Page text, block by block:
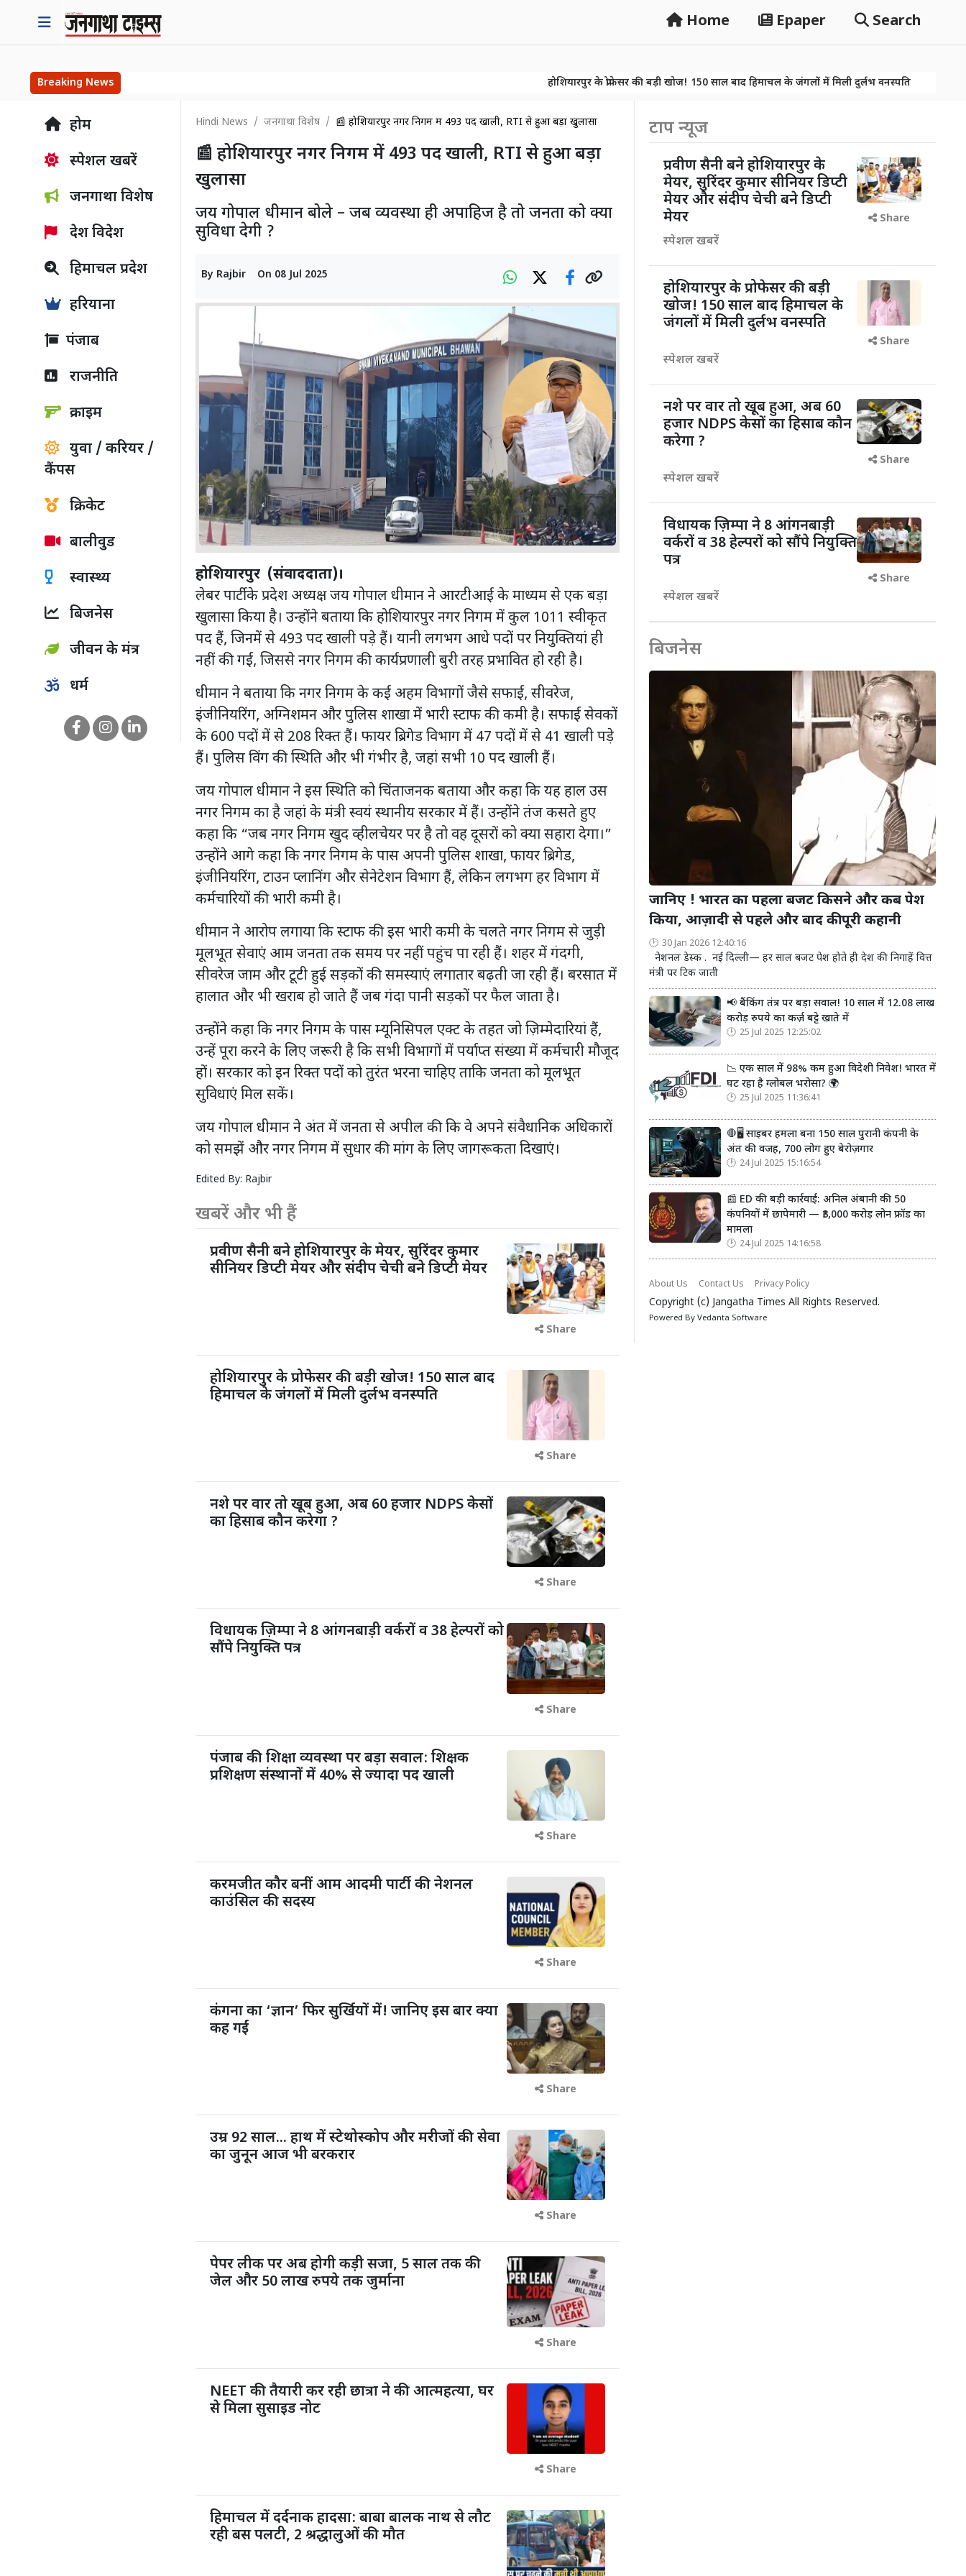
Home Epaper Search
Breaking News होशियारपुर के प्रोफेसर की बड़ी खोज! 150 साल बाद हिमाचल के जंगलों में मिली दुर्लभ वनस्पति
नशे पर वार तो खूब
होम
स्पेशल खबरें
जनगाथा विशेष
देश विदेश
हिमाचल प्रदेश
हरियाना
पंजाब
राजनीति
क्राइम
युवा / करियर /
कैंपस
क्रिकेट
बालीवुड
स्वास्थ्य
बिजनेस
जीवन के मंत्र
धर्म
Hindi News जनगाथा विशेष 📰 होशियारपुर नगर निगम में 493 पद खाली, RTI से हुआ बड़ा खुलासा
📰 होशियारपुर नगर निगम में 493 पद खाली, RTI से हुआ बड़ा
खुलासा
जय गोपाल धीमान बोले – जब व्यवस्था ही अपाहिज है तो जनता को क्या
सुविधा देगी ?
By Rajbir On 08 Jul 2025
होशियारपुर (संवाददाता)।
लेबर पार्टी के प्रदेश अध्यक्ष जय गोपाल धीमान ने आरटीआई के माध्यम से एक बड़ा
खुलासा किया है। उन्होंने बताया कि होशियारपुर नगर निगम में कुल 1011 स्वीकृत
पद हैं, जिनमें से 493 पद खाली पड़े हैं। यानी लगभग आधे पदों पर नियुक्तियां ही
नहीं की गईं, जिससे नगर निगम की कार्यप्रणाली बुरी तरह प्रभावित हो रही है।
धीमान ने बताया कि नगर निगम के कई अहम विभागों जैसे सफाई, सीवरेज,
इंजीनियरिंग, अग्निशमन और पुलिस शाखा में भारी स्टाफ की कमी है। सफाई सेवकों
के 600 पदों में से 208 रिक्त हैं। फायर ब्रिगेड विभाग में 47 पदों में से 41 खाली पड़े
हैं। पुलिस विंग की स्थिति और भी गंभीर है, जहां सभी 10 पद खाली हैं।
जय गोपाल धीमान ने इस स्थिति को चिंताजनक बताया और कहा कि यह हाल उस
नगर निगम का है जहां के मंत्री स्वयं स्थानीय सरकार में हैं। उन्होंने तंज कसते हुए
कहा कि “जब नगर निगम खुद व्हीलचेयर पर है तो वह दूसरों को क्या सहारा देगा।”
उन्होंने आगे कहा कि नगर निगम के पास अपनी पुलिस शाखा, फायर ब्रिगेड,
इंजीनियरिंग, टाउन प्लानिंग और सेनेटेशन विभाग हैं, लेकिन लगभग हर विभाग में
कर्मचारियों की भारी कमी है।
धीमान ने आरोप लगाया कि स्टाफ की इस भारी कमी के चलते नगर निगम से जुड़ी
मूलभूत सेवाएं आम जनता तक समय पर नहीं पहुंच पा रही हैं। शहर में गंदगी,
सीवरेज जाम और टूटी हुई सड़कों की समस्याएं लगातार बढ़ती जा रही हैं। बरसात में
हालात और भी खराब हो जाते हैं जब गंदा पानी सड़कों पर फैल जाता है।
उन्होंने कहा कि नगर निगम के पास म्यूनिसिपल एक्ट के तहत जो ज़िम्मेदारियां हैं,
उन्हें पूरा करने के लिए जरूरी है कि सभी विभागों में पर्याप्त संख्या में कर्मचारी मौजूद
हों। सरकार को इन रिक्त पदों को तुरंत भरना चाहिए ताकि जनता को मूलभूत
सुविधाएं मिल सकें।
जय गोपाल धीमान ने अंत में जनता से अपील की कि वे अपने संवैधानिक अधिकारों
को समझें और नगर निगम में सुधार की मांग के लिए जागरूकता दिखाएं।
Edited By: Rajbir
खबरें और भी हैं
प्रवीण सैनी बने होशियारपुर के मेयर, सुरिंदर कुमार
सीनियर डिप्टी मेयर और संदीप चेची बने डिप्टी मेयर
Share
होशियारपुर के प्रोफेसर की बड़ी खोज! 150 साल बाद
हिमाचल के जंगलों में मिली दुर्लभ वनस्पति
Share
नशे पर वार तो खूब हुआ, अब 60 हजार NDPS केसों
का हिसाब कौन करेगा ?
Share
विधायक ज़िम्पा ने 8 आंगनबाड़ी वर्करों व 38 हेल्परों को
सौंपे नियुक्ति पत्र
Share
पंजाब की शिक्षा व्यवस्था पर बड़ा सवाल: शिक्षक
प्रशिक्षण संस्थानों में 40% से ज्यादा पद खाली
Share
करमजीत कौर बनीं आम आदमी पार्टी की नेशनल
काउंसिल की सदस्य
Share
कंगना का ‘ज्ञान’ फिर सुर्खियों में! जानिए इस बार क्या
कह गईं
Share
उम्र 92 साल... हाथ में स्टेथोस्कोप और मरीजों की सेवा
का जुनून आज भी बरकरार
Share
पेपर लीक पर अब होगी कड़ी सजा, 5 साल तक की
जेल और 50 लाख रुपये तक जुर्माना
Share
NEET की तैयारी कर रही छात्रा ने की आत्महत्या, घर
से मिला सुसाइड नोट
Share
हिमाचल में दर्दनाक हादसा: बाबा बालक नाथ से लौट
रही बस पलटी, 2 श्रद्धालुओं की मौत
टाप न्यूज
प्रवीण सैनी बने होशियारपुर के
मेयर, सुरिंदर कुमार सीनियर डिप्टी
मेयर और संदीप चेची बने डिप्टी
मेयर
स्पेशल खबरें
Share
होशियारपुर के प्रोफेसर की बड़ी
खोज! 150 साल बाद हिमाचल के
जंगलों में मिली दुर्लभ वनस्पति
स्पेशल खबरें
Share
नशे पर वार तो खूब हुआ, अब 60
हजार NDPS केसों का हिसाब कौन
करेगा ?
स्पेशल खबरें
Share
विधायक ज़िम्पा ने 8 आंगनबाड़ी
वर्करों व 38 हेल्परों को सौंपे नियुक्ति
पत्र
स्पेशल खबरें
Share
बिजनेस
जानिए ! भारत का पहला बजट किसने और कब पेश
किया, आज़ादी से पहले और बाद की पूरी कहानी
30 Jan 2026 12:40:16
नेशनल डेस्क . नई दिल्ली— हर साल बजट पेश होते ही देश की निगाहें वित्त
मंत्री पर टिक जाती
📢 बैंकिंग तंत्र पर बड़ा सवाल! 10 साल में 12.08 लाख
करोड़ रुपये का कर्ज़ बट्टे खाते में
25 Jul 2025 12:25:02
📉 एक साल में 98% कम हुआ विदेशी निवेश! भारत में
घट रहा है ग्लोबल भरोसा? 🌍
25 Jul 2025 11:36:41
🛑🖥️ साइबर हमला बना 150 साल पुरानी कंपनी के
अंत की वजह, 700 लोग हुए बेरोज़गार
24 Jul 2025 15:16:54
📰 ED की बड़ी कार्रवाई: अनिल अंबानी की 50
कंपनियों में छापेमारी — ₹3,000 करोड़ लोन फ्रॉड का
मामला
24 Jul 2025 14:16:58
About Us Contact Us Privacy Policy
Copyright (c) Jangatha Times All Rights Reserved.
Powered By Vedanta Software